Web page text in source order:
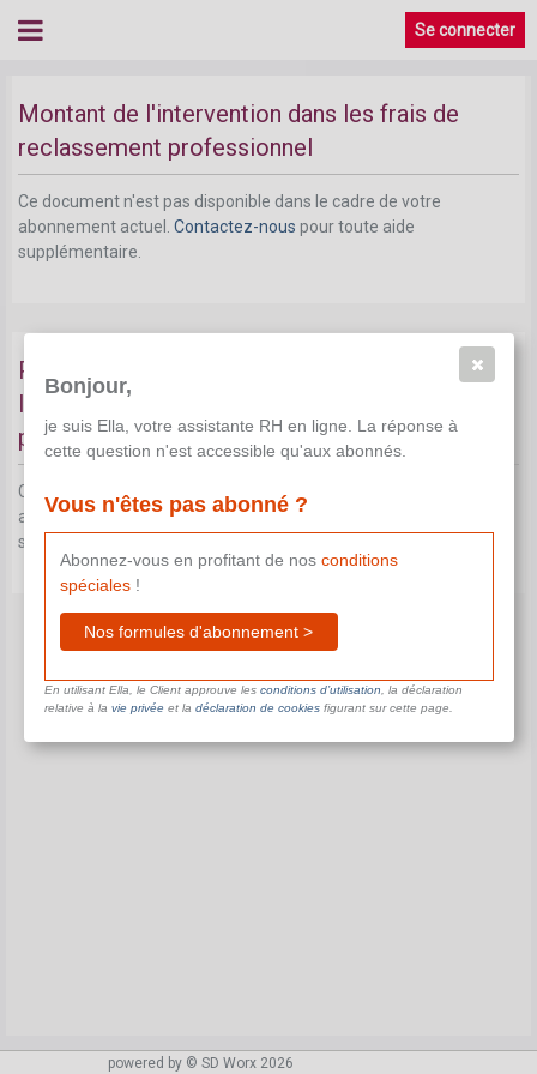
Se connecter
Montant de l'intervention dans les frais de
reclassement professionnel
Ce document n'est pas disponible dans le cadre de votre
abonnement actuel. Contactez-nous pour toute aide
supplémentaire.
Procédure pour le remboursement de
l'intervention dans les frais de reclassement
professionnel
Ce document n'est pas disponible dans le cadre de votre
abonnement actuel.Contactez-nous pour toute aide
supplémentaire.
powered by © SD Worx 2026
Bonjour,
je suis Ella, votre assistante RH en ligne. La réponse à
cette question n'est accessible qu'aux abonnés.
Vous n'êtes pas abonné ?
Abonnez-vous en profitant de nos conditions
spéciales!
Nos formules d'abonnement >
En utilisant Ella, le Client approuve les conditions d’utilisation , la déclaration
relative à la vie privéeet la déclaration de cookiesfigurant sur cette page.